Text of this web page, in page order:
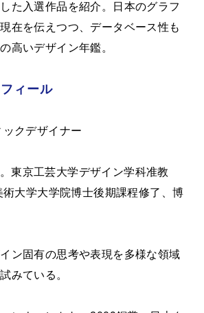
た入選作品を紹介。日本のグラフ
在を伝えつつ、データベース性も
高いデザイン年鑑。
ィール
クデザイナー
東京工芸大学デザイン学科准教
大学大学院博士後期課程修了、博
ン固有の思考や表現を多様な領域
みている。